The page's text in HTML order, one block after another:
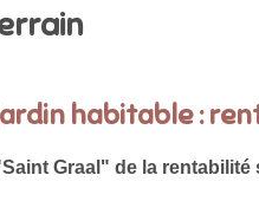
habitable :
Graal" de la